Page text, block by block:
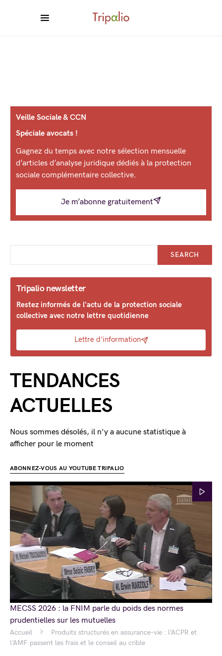
Accueil
Produits structurés en assurance-vie : l’ACPR et
l’AMF passent les frais et le conseil au crible
Veille Sociale & CCN
Spéciale avocats !
Gagnez du temps avec notre sélection mensuelle
d’articles d’analyse juridique dédiés à la protection
sociale complémentaire collective.
Je m’abonne gratuitement
SEARCH
Tripalio newsletter
Restez informés de l'actu de la protection sociale
collective avec notre lettre quotidienne
Lettre d'information
TENDANCES
ACTUELLES
Nous sommes désolés, il n'y a aucune statistique à
afficher pour le moment
ABONNEZ-VOUS AU YOUTUBE TRIPALIO
MECSS 2026 : la FNIM parle du poids des normes
prudentielles sur les mutuelles